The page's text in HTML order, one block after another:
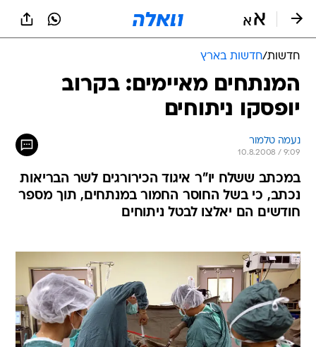
חדשות/חדשות בארץ
המנתחים מאיימים: בקרוב
יופסקו ניתוחים
נעמה טלמור
10.8.2008 / 9:09
במכתב ששלח יו"ר איגוד הכירורגים לשר הבריאות
נכתב, כי בשל החוסר החמור במנתחים, תוך מספר
חודשים הם יאלצו לבטל ניתוחים